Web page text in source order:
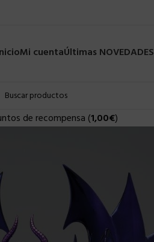
Mi cuentaÚltimas NOVEDADES
de recompensa (1,00€)